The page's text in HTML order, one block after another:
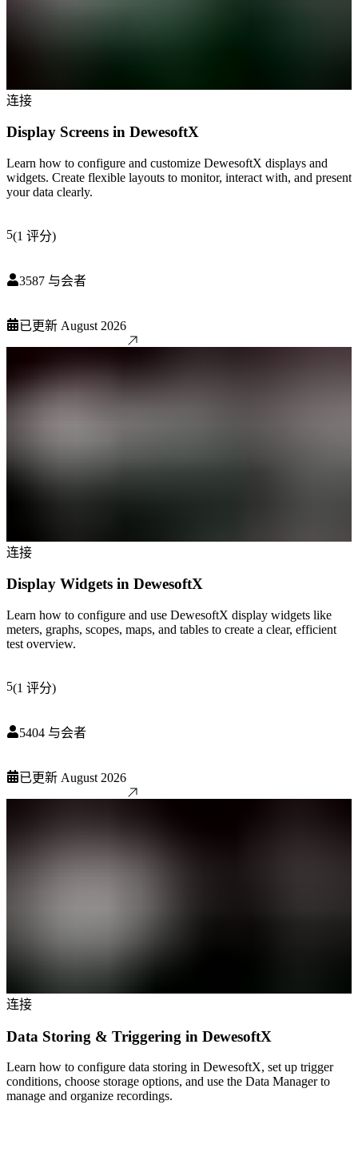
连接
Display Screens in DewesoftX
Learn how to configure and customize DewesoftX displays and
widgets. Create flexible layouts to monitor, interact with, and present
your data clearly.
5(1 评分)
3587 与会者
已更新 August 2026
连接
Display Widgets in DewesoftX
Learn how to configure and use DewesoftX display widgets like
meters, graphs, scopes, maps, and tables to create a clear, efficient
test overview.
5(1 评分)
5404 与会者
已更新 August 2026
连接
Data Storing & Triggering in DewesoftX
Learn how to configure data storing in DewesoftX, set up trigger
conditions, choose storage options, and use the Data Manager to
manage and organize recordings.